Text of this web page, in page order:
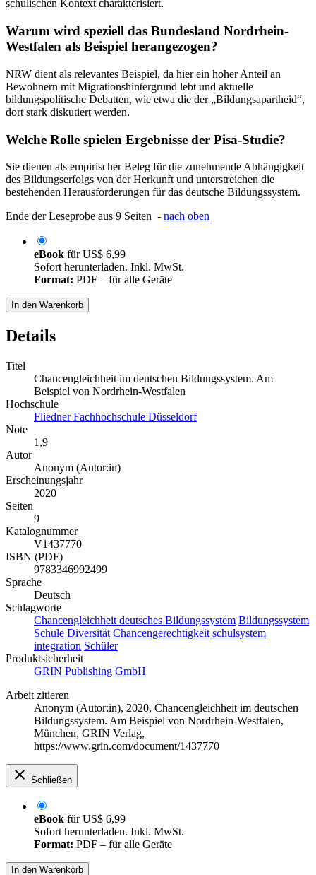
schulischen Kontext charakterisiert.
Warum wird speziell das Bundesland Nordrhein-
Westfalen als Beispiel herangezogen?
NRW dient als relevantes Beispiel, da hier ein hoher Anteil an
Bewohnern mit Migrationshintergrund lebt und aktuelle
bildungspolitische Debatten, wie etwa die der „Bildungsapartheid“,
dort stark diskutiert werden.
Welche Rolle spielen Ergebnisse der Pisa-Studie?
Sie dienen als empirischer Beleg für die zunehmende Abhängigkeit
des Bildungserfolgs von der Herkunft und unterstreichen die
bestehenden Herausforderungen für das deutsche Bildungssystem.
Ende der Leseprobe aus 9 Seiten - nach oben
eBook fürUS$ 6,99
Sofort herunterladen. Inkl. MwSt.
Format: PDF – für alle Geräte
In den Warenkorb
Details
Titel
Chancengleichheit im deutschen Bildungssystem. Am
Beispiel von Nordrhein-Westfalen
Hochschule
Fliedner Fachhochschule Düsseldorf
Note
1,9
Autor
Anonym (Autor:in)
Erscheinungsjahr
2020
Seiten
9
Katalognummer
V1437770
ISBN (PDF)
9783346992499
Sprache
Deutsch
Schlagworte
Chancengleichheit deutsches Bildungssystem Bildungssystem
Schule Diversität Chancengerechtigkeit schulsystem
integration Schüler
Produktsicherheit
GRIN Publishing GmbH
Arbeit zitieren
Anonym (Autor:in), 2020, Chancengleichheit im deutschen
Bildungssystem. Am Beispiel von Nordrhein-Westfalen,
München, GRIN Verlag,
https://www.grin.com/document/1437770
Schließen
eBook fürUS$ 6,99
Sofort herunterladen. Inkl. MwSt.
Format: PDF – für alle Geräte
In den Warenkorb